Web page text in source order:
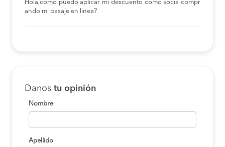
Hola,como puedo aplicar mi descuento como socia compr
ando mi pasaje en linea?
Danos tu opinión
Nombre
Apellido